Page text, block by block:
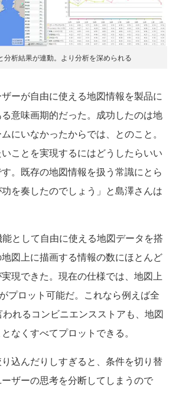
分析結果が連動。より分析を深められる
ーが自由に使える地図情報を製品に
意味画期的だった。成功したのは地
にいなかったからでは、とのこと。
いことを実現するにはどうしたらいい
。既存の地図情報を扱う常識にとら
を奏したのでしょう」と島澤さんは
として自由に使える地図データを搭
図上に描画する情報の数にほとんど
現できた。現在の仕様では、地図上
プロット可能だ。これなら例えば全
れるコンビニエンスストアも、地図
なくすべてプロットできる。
込んだりしすぎると、条件を切り替
ザーの思考を分断してしまうので